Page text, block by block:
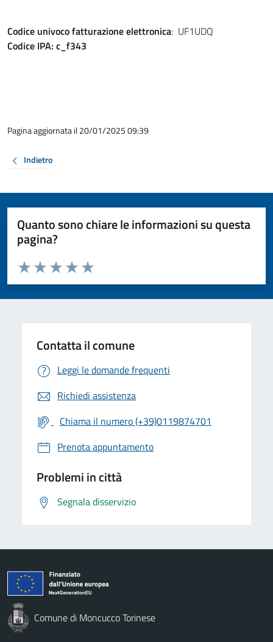
Codice univoco fatturazione elettronica: UF1UDQ
Codice IPA: c_f343
Pagina aggiornata il 20/01/2025 09:39
Indietro
Quanto sono chiare le informazioni su questa
pagina?
Valuta da 1 a 5 stelle la pagina
Valuta 5 stelle su 5
Valuta 4 stelle su 5
Valuta 3 stelle su 5
Valuta 2 stelle su 5
Valuta 1 stelle su 5
Contatta il comune
Leggi le domande frequenti
Richiedi assistenza
Chiama il numero (+39)0119874701
Prenota appuntamento
Problemi in città
Segnala disservizio
Comune di Moncucco Torinese